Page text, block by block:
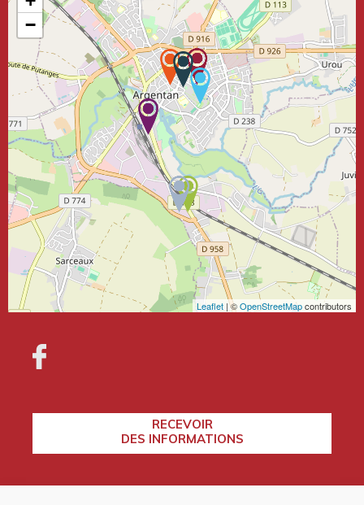
−
Leaflet | ©OpenStreetMapcontributors
RECEVOIR
DES INFORMATIONS